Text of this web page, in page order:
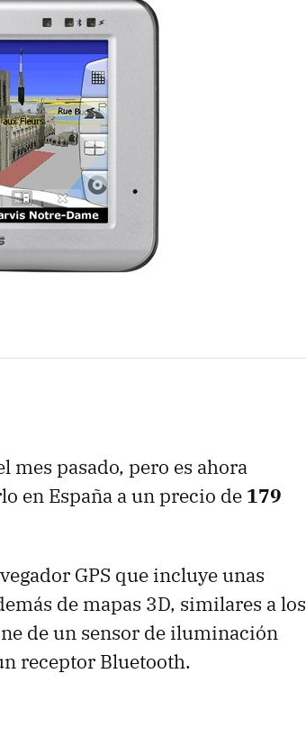
mes pasado, pero es ahora
en España a un precio de 179
GPS que incluye unas
de mapas 3D, similares a los
de un sensor de iluminación
receptor Bluetooth.